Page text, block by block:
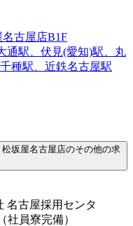
古屋店B1F
通駅、伏見(愛知)駅、丸
種駅、近鉄名古屋駅
名古屋採用センタ
員寮完備）